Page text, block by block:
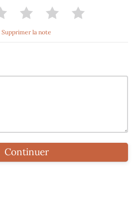
Supprimer la note
Continuer